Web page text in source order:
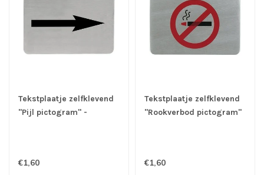
Tekstplaatje zelfklevend
"Pijl pictogram" -
€1,60
Tekstplaatje zelfklevend
"Rookverbod pictogram"
€1,60